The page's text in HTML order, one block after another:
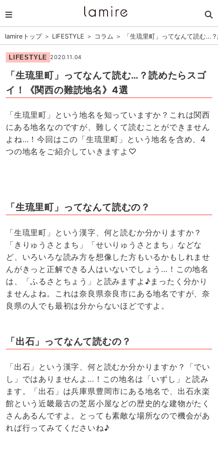
lamireトップ＞ LIFESTYLE ＞ コラム ＞ 「生琉里町」ってなんて読む…
LIFESTYLE 2020.11.04
「生琉里町」ってなんて読む…？読めたらスゴ
イ！《関西の難読地名》4選
「生琉里町」という地名を知っていますか？これは関西
にある地名なのですが、難しくて読むことができません
よね…！今回はこの「生琉里町」という地名を含め、4
つの地名をご紹介していきますよ♡
「生琉里町」ってなんて読むの？
「生琉里町」という漢字、何と読むか分かりますか？
「きりゅうさとまち」「せいりゅうさとまち」などな
ど、いろいろな読み方を想像した方もいるかもしれませ
んがきっと正解できる人はいないでしょう…！この地名
は、「ふるさとちょう」と読みますよ♪まったく分かり
ませんよね。これは奈良県奈良市にある地名ですが、奈
良県の人でも最初は分からないほどですよ。
「出石」ってなんて読むの？
「出石」という漢字、何と読むか分かりますか？「でい
し」ではありませんよ…！この地名は「いずし」と読み
ます。「出石」は兵庫県豊岡市にある地名で、出石永楽
館という近畿最古の芝居小屋などの歴史的な建物がたく
さんあるんですよ。とっても素敵な場所なので機会があ
れば行ってみてくださいね♪